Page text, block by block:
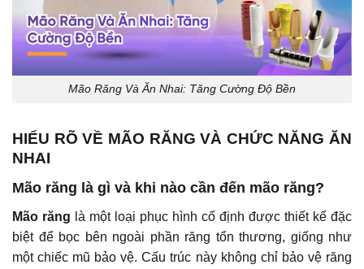
Mão Răng Và Ăn Nhai: Tăng Cường Độ Bền
HIỂU RÕ VỀ MÃO RĂNG VÀ CHỨC NĂNG ĂN
NHAI
Mão răng là gì và khi nào cần đến mão răng?
Mão răng là một loại phục hình cố định được thiết kế đặc
biệt để bọc bên ngoài phần răng tổn thương, giống như
một chiếc mũ bảo vệ. Cấu trúc này không chỉ bảo vệ răng